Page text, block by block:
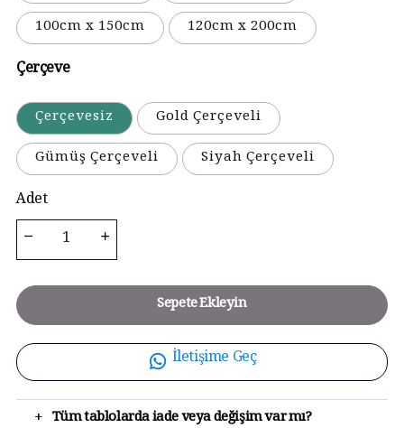
100cm x 150cm
120cm x 200cm
Çerçeve
Çerçevesiz
Gold Çerçeveli
Gümüş Çerçeveli
Siyah Çerçeveli
Adet
Sepete Ekleyin
İletişime Geç
+ Tüm tablolarda iade veya değişim var mı?